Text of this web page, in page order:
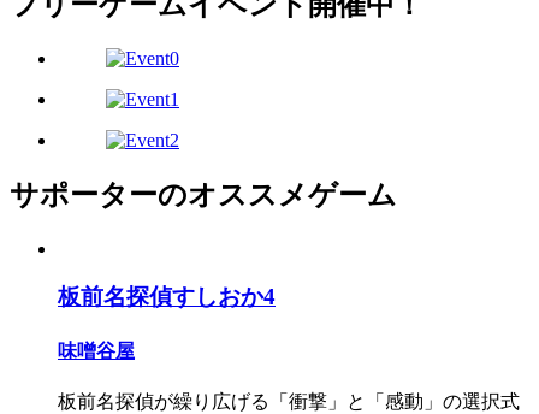
サポーターのオススメゲーム
板前名探偵すしおか4
味噌谷屋
板前名探偵が繰り広げる「衝撃」と「感動」の選択式